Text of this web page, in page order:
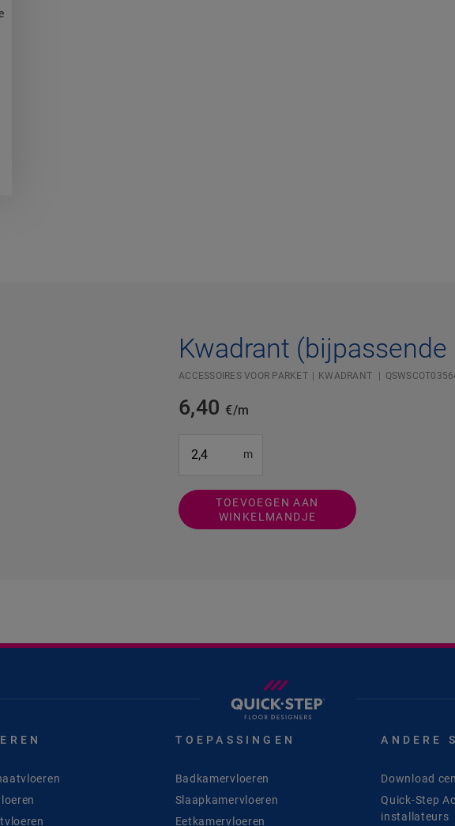
Kwadrant (bijpassende
ACCESSOIRES VOOR PARKET KWADRANT
6,40€/m
m
TOEVOEGEN AAN
WINKELMANDJE
TOEPASSINGEN
Badkamervloeren
Slaapkamervloeren
Eetkamervloeren
ANDERE
Download
Quick-Step
installateurs